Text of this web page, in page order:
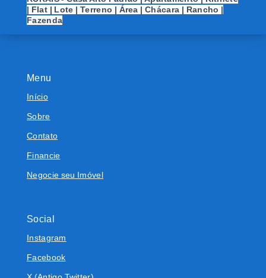
Menu
Início
Sobre
Contato
Financie
Negocie seu Imóvel
Social
Instagram
Facebook
| Flat | Lote | Terreno | Área | Chácara | Rancho |
Fazenda